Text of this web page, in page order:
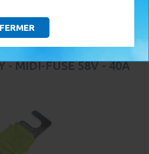
- MIDI-FUSE 58V - 40A
FERMER